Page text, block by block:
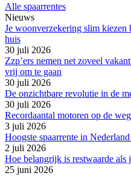
Alle spaarrentes
Nieuws
Je woonverzekering slim kiezen
huis
30 juli 2026
Zzp’ers nemen net zoveel
vrij om te gaan
30 juli 2026
De onzichtbare revolutie in de
30 juli 2026
Recordaantal motoren op de
3 juli 2026
Hoogste spaarrente in
2 juli 2026
Hoe belangrijk is restwaarde als
25 juni 2026